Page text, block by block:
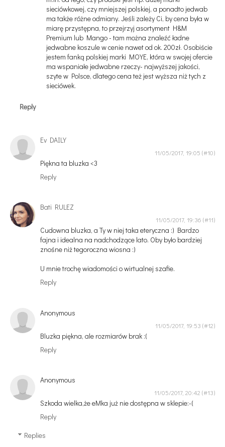
sieciówkowej, czy mniejszej polskiej, a ponadto jedwab
ma także różne odmiany. Jeśli zależy Ci, by cena była w
miarę przystępna, to przejrzyj asortyment H&M
Premium lub Mango - tam można znaleźć ładne
jedwabne koszule w cenie nawet od ok. 200zł. Osobiście
jestem fanką polskiej marki MOYE, która w swojej ofercie
ma wspaniałe jedwabne rzeczy- najwyższej jakości,
szyte w Polsce, dlatego cena też jest wyższa niż tych z
sieciówek.
Reply
Ev DAILY
11/05/2017, 19:05
Piękna ta bluzka <3
Reply
Bati RULEZ
11/05/2017, 19:36
Cudowna bluzka, a Ty w niej taka eteryczna :) Bardzo
fajna i idealna na nadchodzące lato. Oby było bardziej
znośne niż tegoroczna wiosna :)
U mnie trochę wiadomości o wirtualnej szafie.
Reply
Anonymous
11/05/2017, 19:53
Bluzka piękna, ale rozmiarów brak :(
Reply
Anonymous
11/05/2017, 20:42
Szkoda wielka,że eMka już nie dostępna w sklepie:-(
Reply
Replies